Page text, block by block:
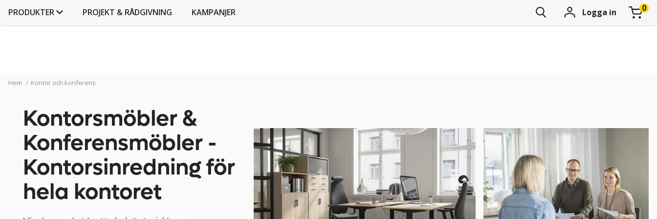
PRODUKTER PROJEKT & RÅDGIVNING KAMPANJER Logga in
Hem / Kontor och konferens
Kontorsmöbler &
Konferensmöbler -
Kontorsinredning för
hela kontoret